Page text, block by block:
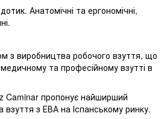
Анатомічні та ергономічні,
з виробництва робочого взуття, що
медичному та професійному взутті в
Caminar пропонує найширший
з ЕВА на Іспанському ринку.